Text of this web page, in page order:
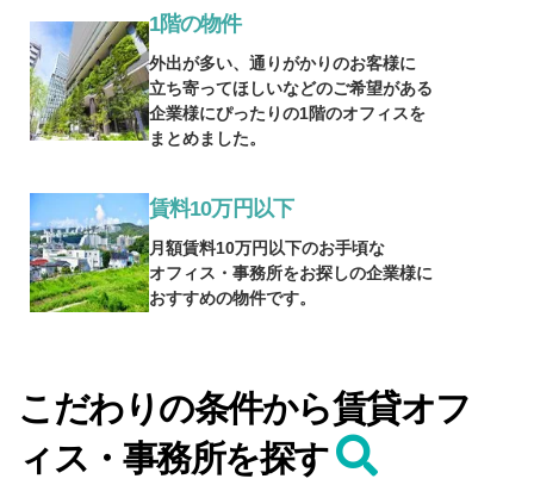
1階の物件
外出が多い、通りがかりのお客様に
立ち寄ってほしいなどのご希望がある
企業様にぴったりの1階のオフィスを
まとめました。
賃料10万円以下
月額賃料10万円以下のお手頃な
オフィス・事務所をお探しの企業様に
おすすめの物件です。
こだわりの条件から賃貸オフ
ィス・事務所を探す